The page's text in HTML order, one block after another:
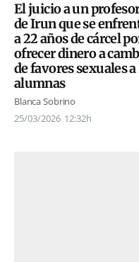
El juicio a un
de Irun que se
a 22 años de cárcel
ofrecer dinero a
de favores sexuales a
alumnas
Blanca Sobrino
25/03/2026 12:32h